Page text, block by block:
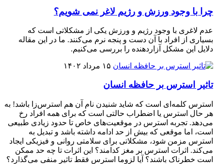
چرا با وجود ورزش و رژیم لاغر نمی شویم؟
عدم لاغری با وجود رژیم و ورزش یکی از مشکلاتی است که
بسیاری از افراد با آن دست و پنجه نرم می‌کنند. ما در این‌ مقاله
دلایل این مشکل آزار‌دهنده را بررسی می‌کنیم.
۱۵ مرداد ۱۴۰۲
تاثیر استرس بر حافظه انسان
استرس کلمه‌ای است که شاید شنیدن نام آن هم استرس‌زا باشد! به
هر حال استرس یا اضطراب حالتی است که برای همه افراد رخ
می‌دهد. تجربه استرس در موقعیت‌های خاص تا حدود زیادی طبیعی
است، اما موقعی که بیش از حد ادامه داشته باشد و تبدیل به
استرس مزمن شود، مشکلاتی برای سلامتی روانی و فیزیکی ایجاد
می‌کند. اثرات استرس بر مغز کدامند؟ این اثرات تا چه حد ممکن
است خطرناک باشند؟ آیا لزوما استرس فقط تاثیر منفی می‌گذارد؟